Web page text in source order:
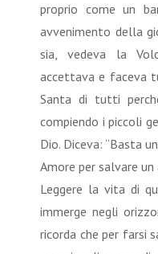
proprio come un
avvenimento della
sia, vedeva la
accettava e faceva
Santa di tutti
compiendo i piccoli
Dio. Diceva: “Basta
Amore per salvare un
Leggere la vita di
immerge negli
ricorda che per farsi